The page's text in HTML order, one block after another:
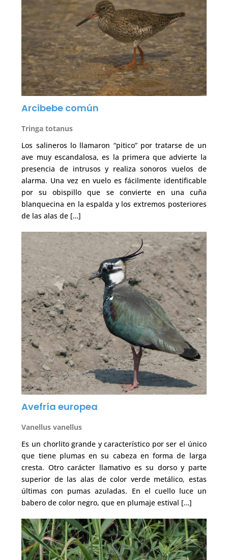
Arcibebe común
Tringa totanus
Los salineros lo llamaron “pitico” por tratarse de un
ave muy escandalosa, es la primera que advierte la
presencia de intrusos y realiza sonoros vuelos de
alarma. Una vez en vuelo es fácilmente identificable
por su obispillo que se convierte en una cuña
blanquecina en la espalda y los extremos posteriores
de las alas de […]
Avefría europea
Vanellus vanellus
Es un chorlito grande y característico por ser el único
que tiene plumas en su cabeza en forma de larga
cresta. Otro carácter llamativo es su dorso y parte
superior de las alas de color verde metálico, estas
últimas con pumas azuladas. En el cuello luce un
babero de color negro, que en plumaje estival […]